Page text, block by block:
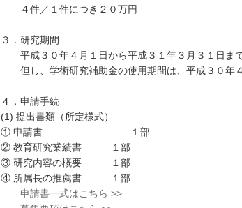
４件／１件につき２０万円
３．研究期間
平成３０年４月１日から平成３１年３月３１日ま
但し、学術研究補助金の使用期間は、平成３０年４
４．申請手続
(1) 提出書類（所定様式）
① 申請書 １部
② 教育研究業績書 １部
③ 研究内容の概要 １部
④ 所属長の推薦書 １部
申請書一式はこちら >>